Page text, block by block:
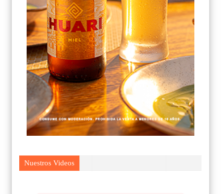
Nuestros Videos